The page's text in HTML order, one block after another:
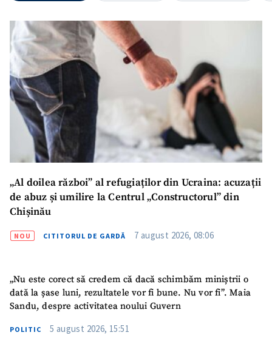
„Al doilea război” al refugiaților din Ucraina: acuzații
de abuz și umilire la Centrul „Constructorul” din
Chișinău
NOU CITITORUL DE GARDĂ 7 august 2026, 08:06
„Nu este corect să credem că dacă schimbăm miniștrii o
dată la șase luni, rezultatele vor fi bune. Nu vor fi”. Maia
Sandu, despre activitatea noului Guvern
POLITIC 5 august 2026, 15:51
Fotografie
+ Încarcă imagine
Link media+ Link media
Mesajul știrei
+ Mesajul știrei
CONTACT SURSĂ
Nume+ Numele meu
Telefon
+ Telefon personal
Am citit și sunt de